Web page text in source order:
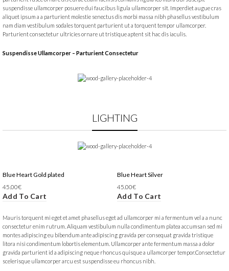
suspendisse ullamcorper posuere dui faucibus ligula ullamcorper sit. Imperdiet augue cras
aliquet ipsum a a parturient molestie senectus dis morbi massa nibh phasellus vestibulum
nam diam vestibulum sodales torquent parturient ut a torquent tempor ullamcorper.
Parturient consectetur ultricies ornare ut tristique aptent sit hac dis iaculis.
Suspendisse Ullamcorper – Parturient Consectetur
LIGHTING
Blue Heart Gold plated
45.00€
Add To Cart
Blue Heart Silver
45.00€
Add To Cart
Mauris torquent mi eget et amet phasellus eget ad ullamcorper mi a fermentum vel a a nunc
consectetur enim rutrum. Aliquam vestibulum nulla condimentum platea accumsan sed mi
montes adipiscing eu bibendum ante adipiscing gravida per consequat gravida tristique
litora nisi condimentum lobortis elementum. Ullamcorper ante fermentum massa a dolor
gravida parturient id a adipiscing neque rhoncus quisque a ullamcorper tempor.Consectetur
scelerisque ullamcorper arcu est suspendisse eu rhoncus nibh.